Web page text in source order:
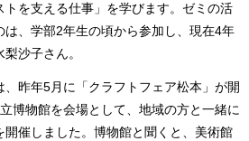
トを支える仕事」を学びます。ゼミの活
、学部2年生の頃から参加し、現在4年
沙子さん。
昨年5月に「クラフトフェア松本」が開
博物館を会場として、地域の方と一緒に
開催しました。博物館と聞くと、美術館